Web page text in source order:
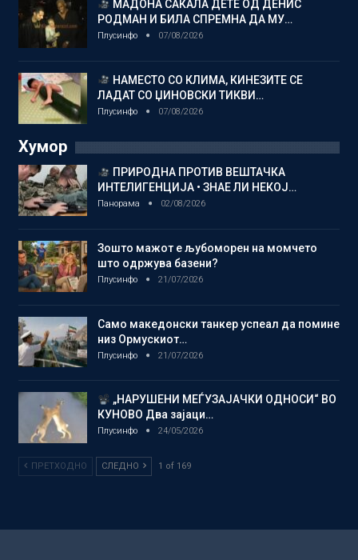
МАДОНА САКАЛА ДЕТЕ ОД ДЕНИС
РОДМАН И БИЛА СПРЕМНА ДА МУ…
Плусинфо 07/08/2026
НАМЕСТО СО КЛИМА, КИНЕЗИТЕ СЕ
ЛАДАТ СО ЏИНОВСКИ ТИКВИ…
Плусинфо 07/08/2026
Хумор
ПРИРОДНА ПРОТИВ ВЕШТАЧКА
ИНТЕЛИГЕНЦИЈА • ЗНАЕ ЛИ НЕКОЈ…
Панорама 02/08/2026
Зошто мажот е љубоморен на момчето
што одржува базени?
Плусинфо 21/07/2026
Само македонски танкер успеал да помине
низ Ормускиот…
Плусинфо 21/07/2026
„НАРУШЕНИ МЕЃУЗАЈАЧКИ ОДНОСИ“ ВО
КУНОВО Два зајаци…
Плусинфо 24/05/2026
ПРЕТХОДНО СЛЕДНО 1 of 169